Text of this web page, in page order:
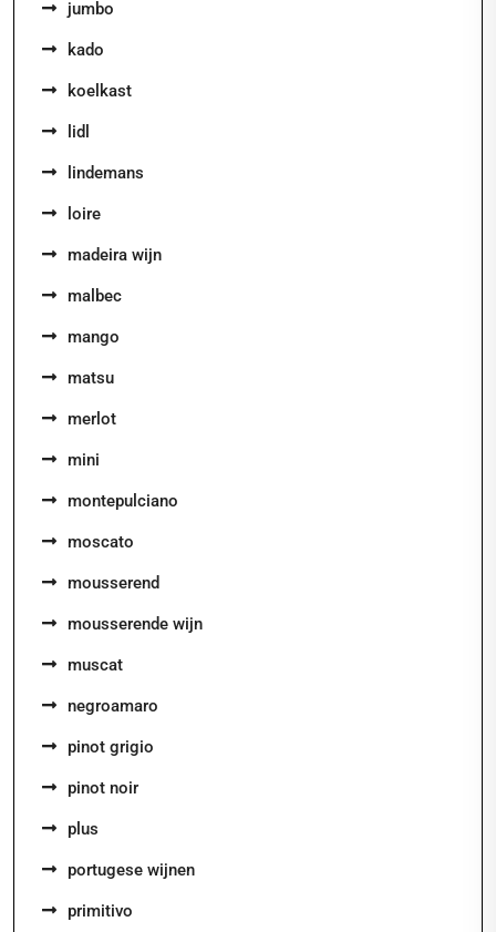
jumbo
kado
koelkast
lidl
lindemans
loire
madeira wijn
malbec
mango
matsu
merlot
mini
montepulciano
moscato
mousserend
mousserende wijn
muscat
negroamaro
pinot grigio
pinot noir
plus
portugese wijnen
primitivo